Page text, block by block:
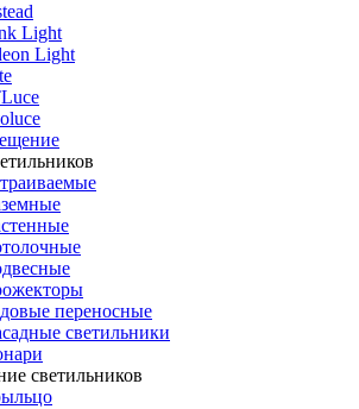
Light
Light
переносные
светильники
светильников